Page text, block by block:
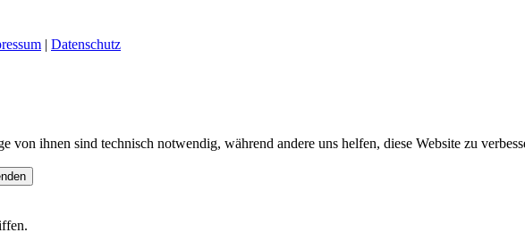
| Datenschutz
von ihnen sind technisch notwendig, während andere uns helfen, diese Website zu